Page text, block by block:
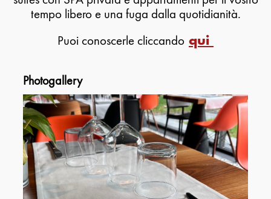
tempo libero e una fuga dalla quotidianità.
Puoi conoscerle cliccando qui
Photogallery